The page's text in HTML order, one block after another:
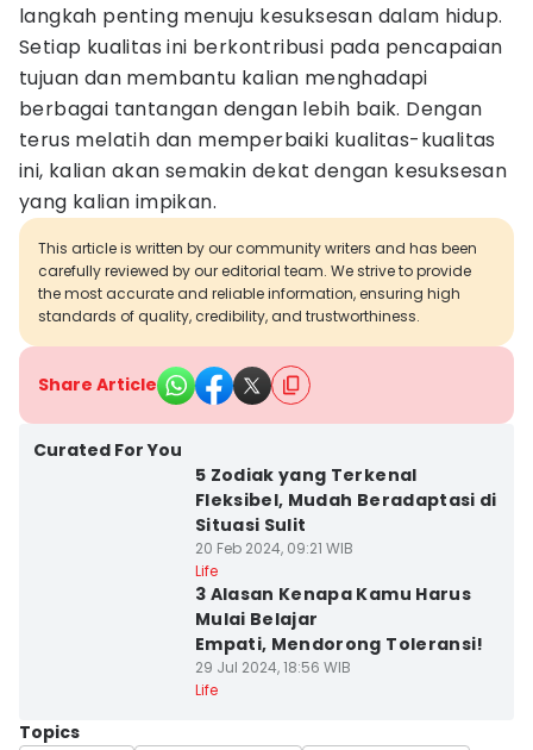
langkah penting menuju kesuksesan dalam hidup.
Setiap kualitas ini berkontribusi pada pencapaian
tujuan dan membantu kalian menghadapi
berbagai tantangan dengan lebih baik. Dengan
terus melatih dan memperbaiki kualitas-kualitas
ini, kalian akan semakin dekat dengan kesuksesan
yang kalian impikan.
This article is written by our community writers and has been
carefully reviewed by our editorial team. We strive to provide
the most accurate and reliable information, ensuring high
standards of quality, credibility, and trustworthiness.
Share Article
Curated For You
5 Zodiak yang Terkenal
Fleksibel, Mudah Beradaptasi di
Situasi Sulit
20 Feb 2024, 09:21 WIB
Life
3 Alasan Kenapa Kamu Harus
Mulai Belajar
Empati, Mendorong Toleransi!
29 Jul 2024, 18:56 WIB
Life
Topics